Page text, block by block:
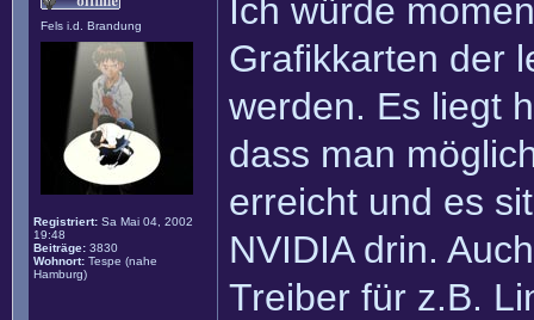
Fels i.d. Brandung
Registriert: Sa Mai 04, 2002
19:48
Beiträge: 3830
Wohnort: Tespe (nahe
Hamburg)
Ich würde
Grafikkarten der
werden. Es liegt
dass man
erreicht und es
NVIDIA drin.
Treiber für z.B.